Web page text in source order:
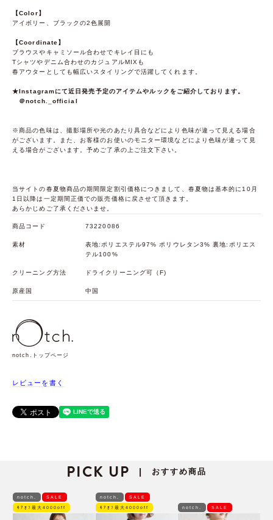
【Color】
アイボリー、ブラックの2色展開
【Coordinate】
ブラウスやキャミソール合わせでキレイ目にも
Tシャツやデニム合わせのカジュアルMIXも
春アウターとしても幅広いスタイリングで活躍してくれます。
★Instagramにて近日発売予定のアイテムやルックをご紹介しております。
＠notch._official
※商品の色味は、撮影場所や光のあたり具合などにより色味が違って見える場合
がございます。また、お客様のお使いのモニター環境などにより色味が違って見
える場合がございます。予めご了承の上ご注文下さい。
当サイトの春夏物商品の期間限定割引価格につきまして、春夏物は基本的に10月
1日以降は一定期間正価での販売価格に戻させて頂きます。
あらかじめご了承くださいませ。
商品コード 73220086
素材
表地:ポリエステル97% ポリウレタン3% 裏地:ポリエス
テル100%
クリーニング方法 ドライクリーニング可（F)
原産国 中国
notch.トップページ
レビューを書く
PICK UP | おすすめ商品
notch. SALE
ﾓｱｵﾌ最大4000off
notch. SALE
ﾓｱｵﾌ最大4000off notch. SALE